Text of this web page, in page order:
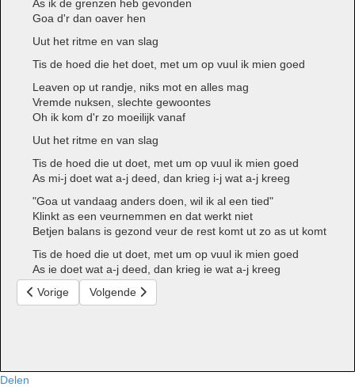
As ik de grenzen heb gevonden
Goa d'r dan oaver hen
Uut het ritme en van slag
Tis de hoed die het doet, met um op vuul ik mien goed
Leaven op ut randje, niks mot en alles mag
Vremde nuksen, slechte gewoontes
Oh ik kom d'r zo moeilijk vanaf
Uut het ritme en van slag
Tis de hoed die ut doet, met um op vuul ik mien goed
As mi-j doet wat a-j deed, dan krieg i-j wat a-j kreeg
"Goa ut vandaag anders doen, wil ik al een tied"
Klinkt as een veurnemmen en dat werkt niet
Betjen balans is gezond veur de rest komt ut zo as ut komt
Tis de hoed die ut doet, met um op vuul ik mien goed
As ie doet wat a-j deed, dan krieg ie wat a-j kreeg
Vorig artikel: H.A.L.V.U.
Vorige Volgende artikel: Half um half
Volgende
Delen